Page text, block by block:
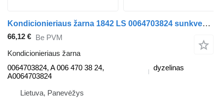
Kondicionieriaus žarna 1842 LS 0064703824 sunkvežimio Mercedes-Benz ACTROS MP4
66,12 € Be PVM
Kondicionieriaus žarna
0064703824, A 006 470 38 24,
A0064703824
dyzelinas
Lietuva, Panevėžys